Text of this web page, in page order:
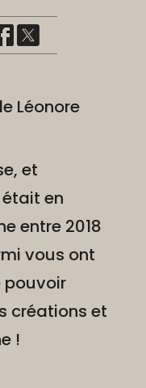
Léonore
et
en
entre 2018
vous ont
pouvoir
créations et
!